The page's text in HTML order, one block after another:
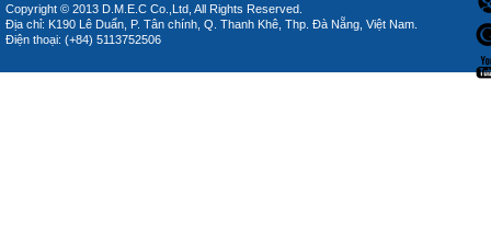
Copyright © 2013 D.M.E.C Co.,Ltd, All Rights Reserved.
Địa chỉ: K190 Lê Duẩn, P. Tân chính, Q. Thanh Khê, Thp. Đà Nẵng, Việt Nam.
Điện thoại: (+84) 5113752506